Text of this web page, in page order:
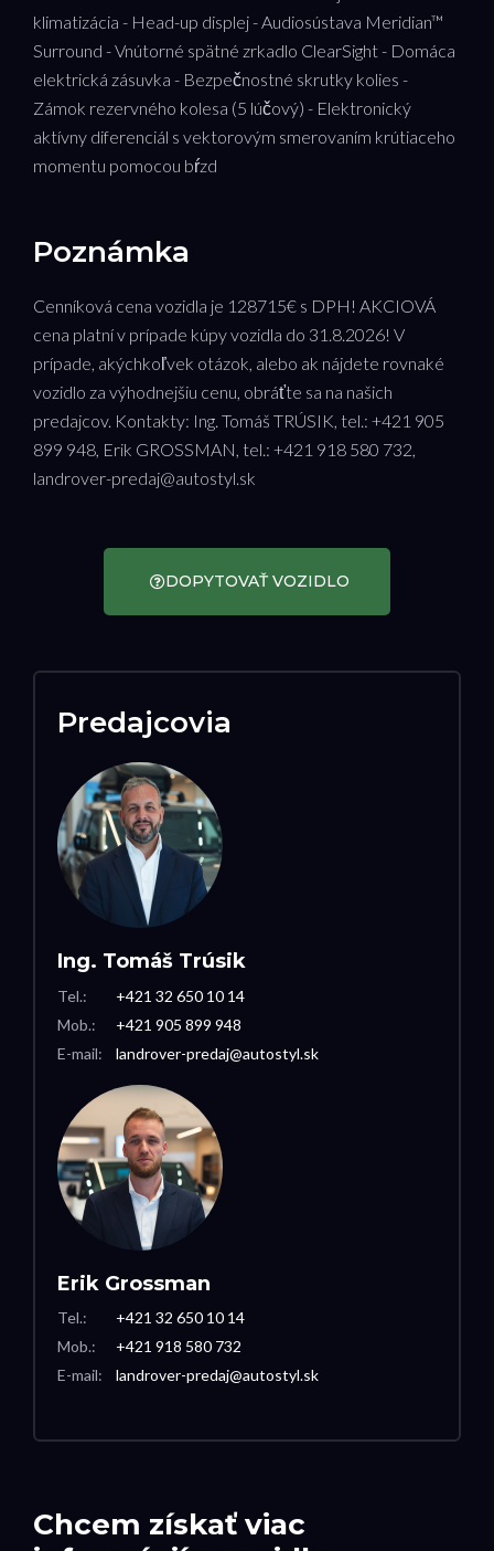
Chcem získať viac
klimatizácia - Head-up displej - Audiosústava Meridian™
Surround - Vnútorné spätné zrkadlo ClearSight - Domáca
elektrická zásuvka - Bezpečnostné skrutky kolies -
Zámok rezervného kolesa (5 lúčový) - Elektronický
aktívny diferenciál s vektorovým smerovaním krútiaceho
momentu pomocou bŕzd
Poznámka
Cenníková cena vozidla je 128715€ s DPH! AKCIOVÁ
cena platní v prípade kúpy vozidla do 31.8.2026! V
prípade, akýchkoľvek otázok, alebo ak nájdete rovnaké
vozidlo za výhodnejšiu cenu, obráťte sa na našich
predajcov. Kontakty: Ing. Tomáš TRÚSIK, tel.: +421 905
899 948, Erik GROSSMAN, tel.: +421 918 580 732,
landrover-predaj@autostyl.sk
DOPYTOVAŤ VOZIDLO
Predajcovia
Ing. Tomáš Trúsik
Tel.:
Mob.:
E-mail:
+421 32 650 10 14
+421 905 899 948
landrover-predaj@autostyl.sk
Erik Grossman
Tel.:
Mob.:
E-mail:
+421 32 650 10 14
+421 918 580 732
landrover-predaj@autostyl.sk